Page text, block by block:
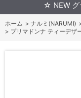
☆ NEW グ
ホーム > ナルミ(NARUMI)
> プリマドンナ ティーデ